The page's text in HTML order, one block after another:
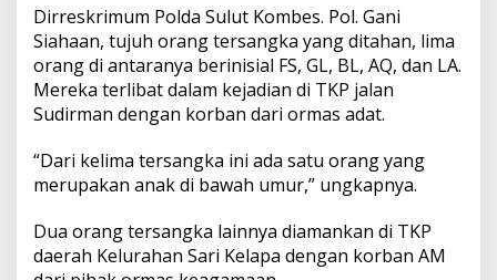
t
n
g
Dirreskrimum Polda Sulut Kombes. Pol. Gani
Siahaan, tujuh orang tersangka yang ditahan, lima
orang di antaranya berinisial FS, GL, BL, AQ, dan LA.
Mereka terlibat dalam kejadian di TKP jalan
Sudirman dengan korban dari ormas adat.
“Dari kelima tersangka ini ada satu orang yang
merupakan anak di bawah umur,” ungkapnya.
Dua orang tersangka lainnya diamankan di TKP
daerah Kelurahan Sari Kelapa dengan korban AM